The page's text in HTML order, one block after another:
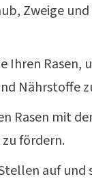
Zweige
Ihren Rasen,
Nährstoffe
Rasen mit
fördern.
auf und